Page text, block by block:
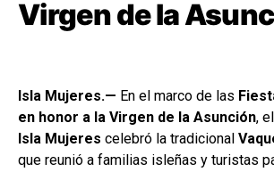
Virgen de la
Isla Mujeres.— En el marco de las
en honor a la Virgen de la Asunción,
Isla Mujeres celebró la tradicional
que reunió a familias isleñas y turistas